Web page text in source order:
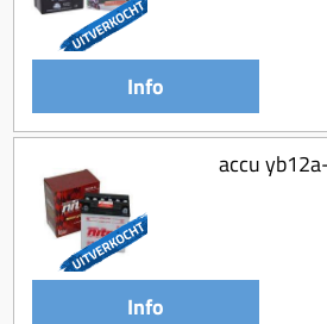
Info
accu
Info